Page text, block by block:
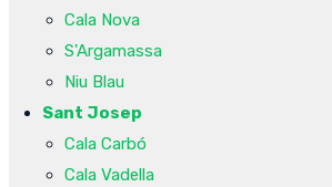
Cala Nova
S'Argamassa
Niu Blau
Sant Josep
Cala Carbó
Cala Vadella